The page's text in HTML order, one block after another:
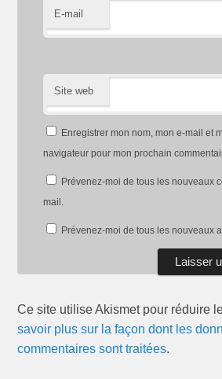
E-mail
Site web
Enregistrer mon nom, mon e-mail et
navigateur pour mon prochain
Prévenez-moi de tous les nouveaux
mail.
Prévenez-moi de tous les nouveaux
Ce site utilise Akismet pour réduire
savoir plus sur la façon dont les
commentaires sont traitées.